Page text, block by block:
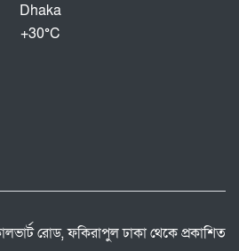
মাদরাসা ও এতিমখানার প্রায় সাড়ে তিন
দুপুরের খাবার খাওয়ালেন
Dhaka
+30°C
রোড, ফকিরাপুল ঢাকা থেকে প্রকাশিত